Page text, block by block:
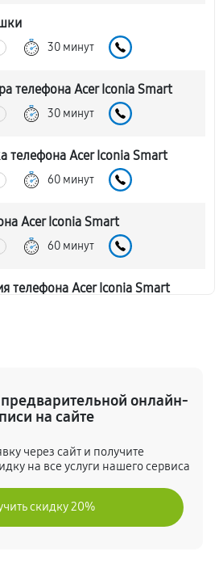
30 минут
телефона Acer Iconia Smart
30 минут
телефона Acer Iconia Smart
60 минут
Acer Iconia Smart
60 минут
телефона Acer Iconia Smart
Acer Iconia Smart
30 минут
60 минут
онлайн-
на сайте
через сайт и получите
на все услуги нашего сервиса
скидку 20%